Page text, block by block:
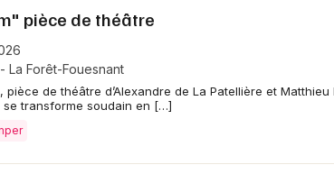
pièce de théâtre
La Forêt-Fouesnant
pièce de théâtre d’Alexandre de La Patellière et
se transforme soudain en […]